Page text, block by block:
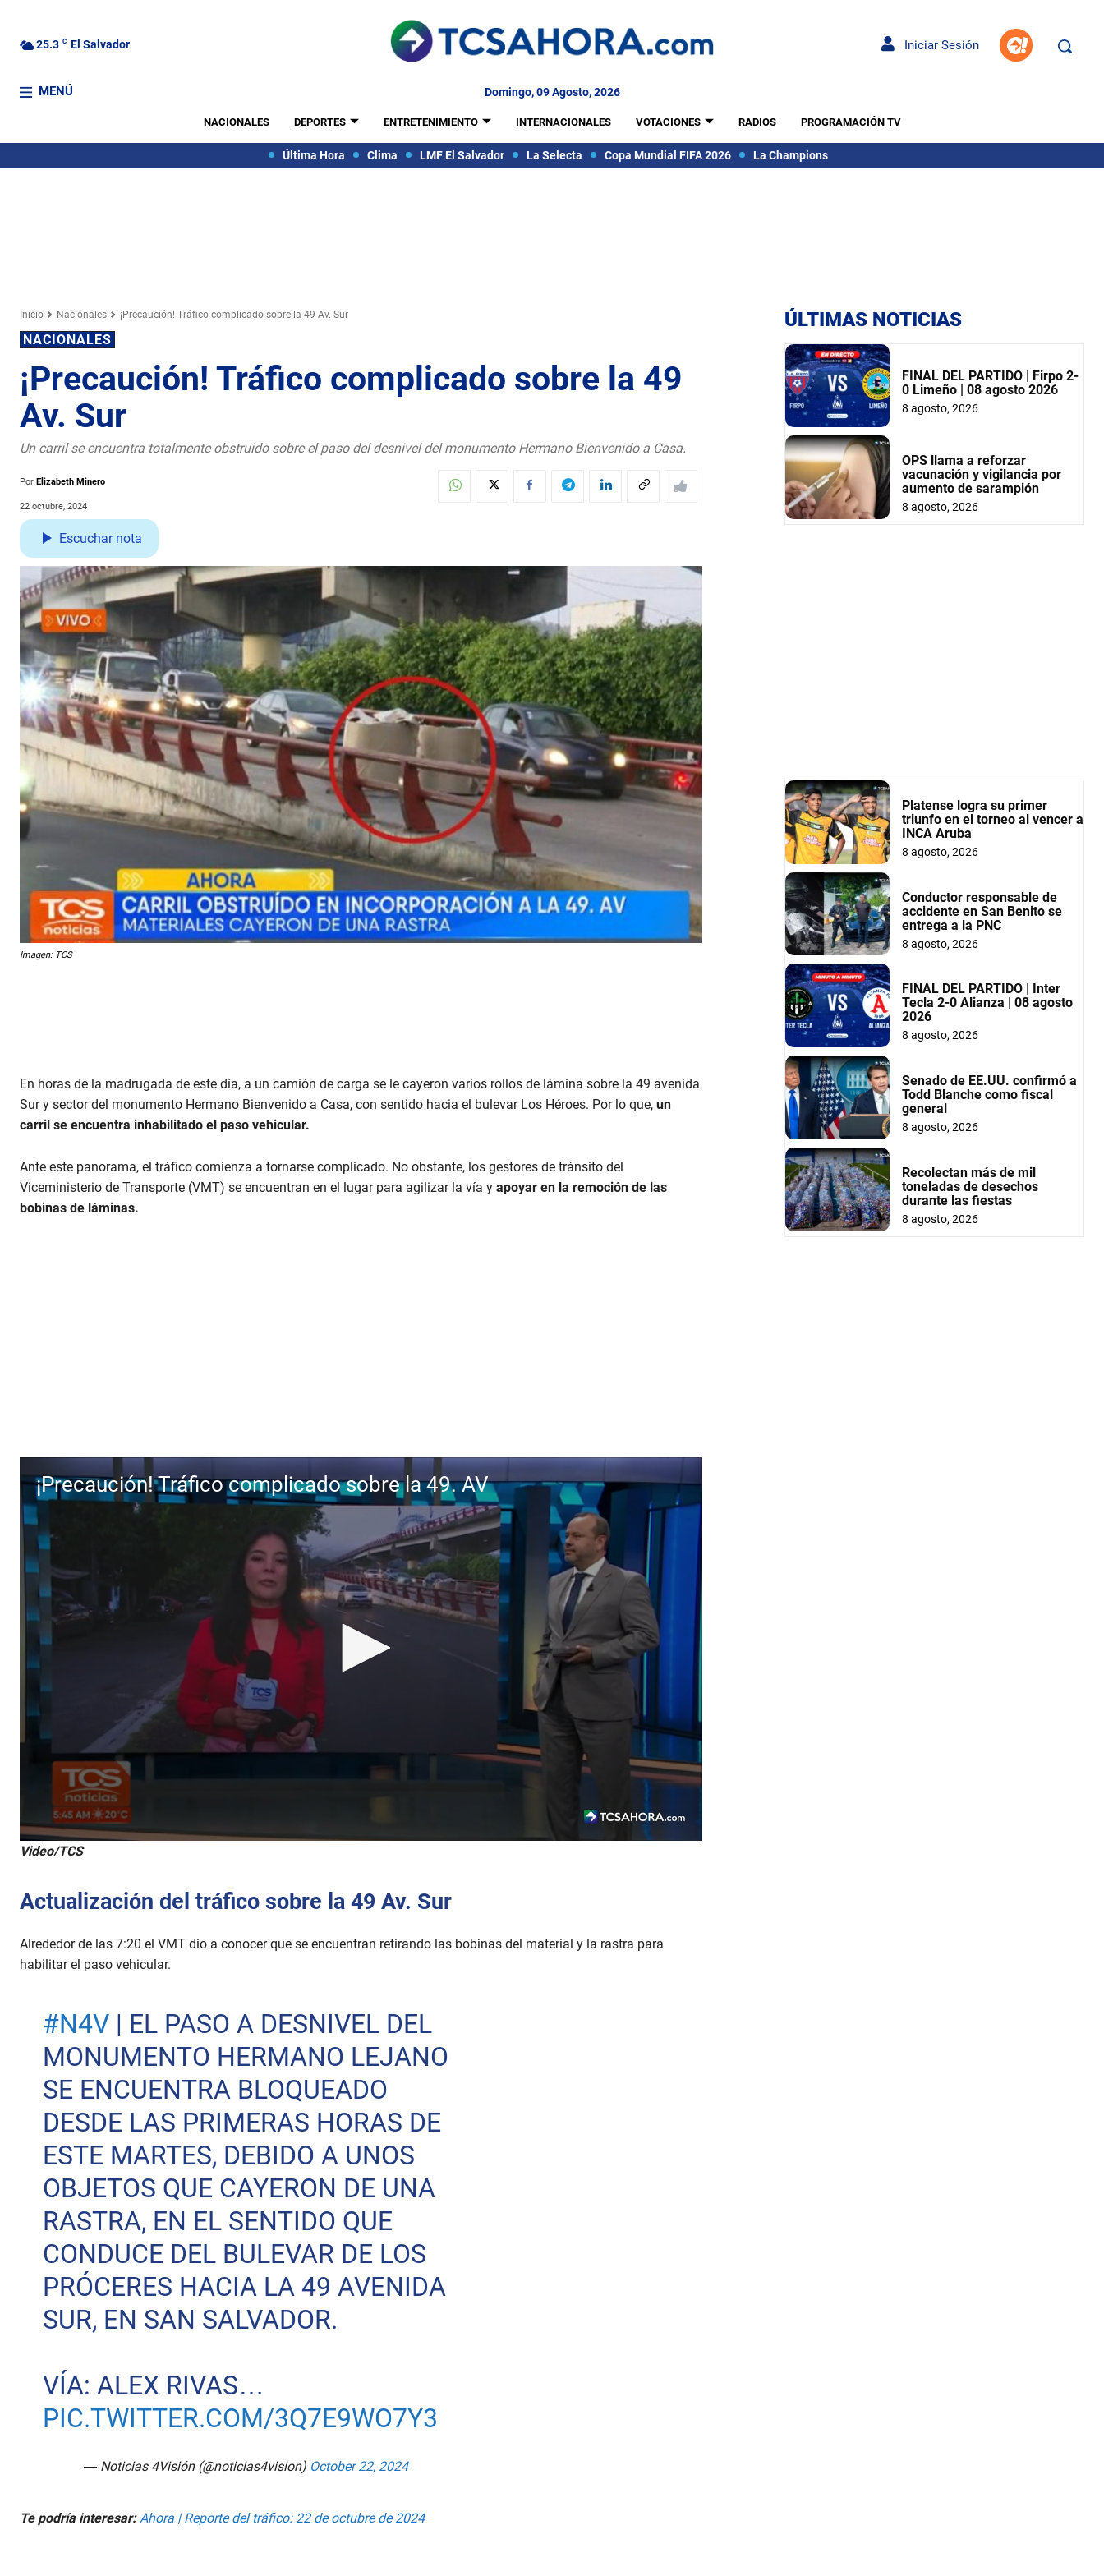
25.3 C El Salvador Iniciar Sesión
MENÚ Domingo, 09 Agosto, 2026
NACIONALES DEPORTES ENTRETENIMIENTO INTERNACIONALES VOTACIONES RADIOS PROGRAMACIÓN TV
Última Hora Clima LMF El Salvador La Selecta Copa Mundial FIFA 2026 La Champions
Inicio Nacionales ¡Precaución! Tráfico complicado sobre la 49 Av. Sur
NACIONALES
¡Precaución! Tráfico complicado sobre la 49
Av. Sur
Un carril se encuentra totalmente obstruido sobre el paso del desnivel del monumento Hermano Bienvenido a Casa.
Por Elizabeth Minero
22 octubre, 2024
Escuchar nota
Imagen: TCS
En horas de la madrugada de este día, a un camión de carga se le cayeron varios rollos de lámina sobre la 49 avenida
Sur y sector del monumento Hermano Bienvenido a Casa, con sentido hacia el bulevar Los Héroes. Por lo que, un
carril se encuentra inhabilitado el paso vehicular.
Ante este panorama, el tráfico comienza a tornarse complicado. No obstante, los gestores de tránsito del
Viceministerio de Transporte (VMT) se encuentran en el lugar para agilizar la vía y apoyar en la remoción de las
bobinas de láminas.
¡Precaución! Tráfico complicado sobre la 49. AV
0
s
o
n
s
o
f
Video/TCS
Actualización del tráfico sobre la 49 Av. Sur
Alrededor de las 7:20 el VMT dio a conocer que se encuentran retirando las bobinas del material y la rastra para
habilitar el paso vehicular.
#N4V| EL PASO A DESNIVEL DEL
MONUMENTO HERMANO LEJANO
SE ENCUENTRA BLOQUEADO
DESDE LAS PRIMERAS HORAS DE
ESTE MARTES, DEBIDO A UNOS
OBJETOS QUE CAYERON DE UNA
RASTRA, EN EL SENTIDO QUE
CONDUCE DEL BULEVAR DE LOS
PRÓCERES HACIA LA 49 AVENIDA
SUR, EN SAN SALVADOR.
VÍA: ALEX RIVAS…
PIC.TWITTER.COM/3Q7E9WO7Y3
— Noticias 4Visión (@noticias4vision) October 22, 2024
Te podría interesar:Ahora | Reporte del tráfico: 22 de octubre de 2024
ÚLTIMAS NOTICIAS
FINAL DEL PARTIDO | Firpo 2-
0 Limeño | 08 agosto 2026
8 agosto, 2026
OPS llama a reforzar
vacunación y vigilancia por
aumento de sarampión
8 agosto, 2026
Platense logra su primer
triunfo en el torneo al vencer a
INCA Aruba
8 agosto, 2026
Conductor responsable de
accidente en San Benito se
entrega a la PNC
8 agosto, 2026
FINAL DEL PARTIDO | Inter
Tecla 2-0 Alianza | 08 agosto
2026
8 agosto, 2026
Senado de EE.UU. confirmó a
Todd Blanche como fiscal
general
8 agosto, 2026
Recolectan más de mil
toneladas de desechos
durante las fiestas
8 agosto, 2026